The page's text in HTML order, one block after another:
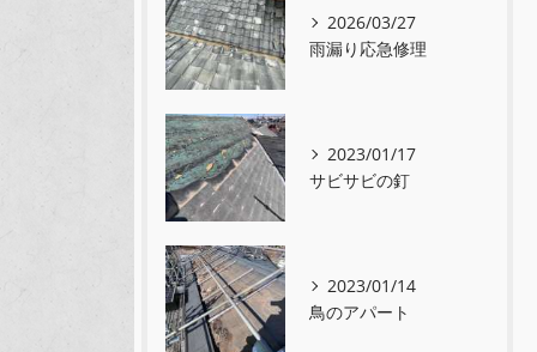
2026/03/27
雨漏り応急修理
2023/01/17
サビサビの釘
2023/01/14
鳥のアパート